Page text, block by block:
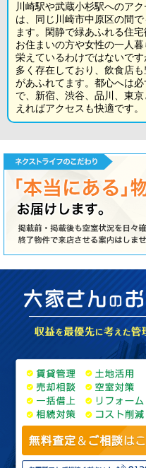
川崎駅や武蔵小杉駅へのア
は、同じ川崎市中原区の間
ます。閑静で緑あふれる住
お住まいの方や女性の一人
栄えているわけではないで
多く存在しており、飲食店
があふれてます。都心へは
で、新宿、渋谷、品川、東
えればアクセスも快適です。